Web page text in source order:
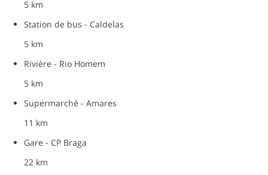
5 km
Station de bus - Caldelas
5 km
Rivière - Rio Homem
5 km
Supermarché - Amares
11 km
Gare - CP Braga
22 km